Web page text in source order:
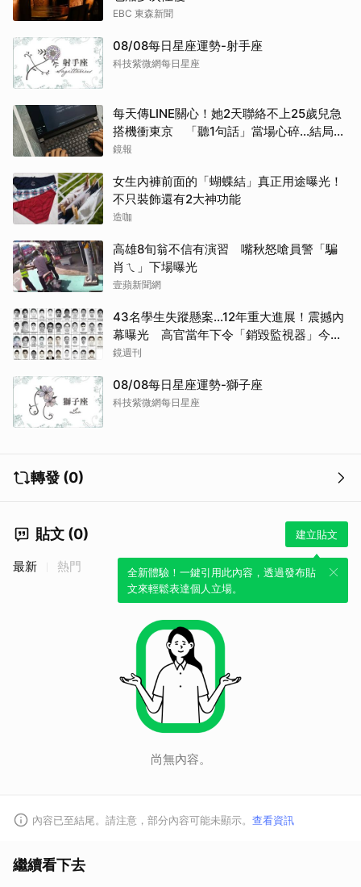
EBC 東森新聞
08/08每日星座運勢-射手座
科技紫微網每日星座
每天傳LINE關心！她2天聯絡不上25歲兒急
搭機衝東京 「聽1句話」當場心碎...結局看
哭網
鏡報
女生內褲前面的「蝴蝶結」真正用途曝光！
不只裝飾還有2大神功能
造咖
高雄8旬翁不信有演習 嘴秋怒嗆員警「騙
肖ㄟ」下場曝光
壹蘋新聞網
43名學生失蹤懸案...12年重大進展！震撼內
幕曝光 高官當年下令「銷毀監視器」今遭
逮
鏡週刊
08/08每日星座運勢-獅子座
科技紫微網每日星座
轉發 (0)
貼文 (0) 建立貼文
全新體驗！一鍵引用此內容，透過發布貼
文來輕鬆表達個人立場。
最新 熱門
尚無內容。
內容已至結尾。請注意，部分內容可能未顯示。 查看資訊
繼續看下去